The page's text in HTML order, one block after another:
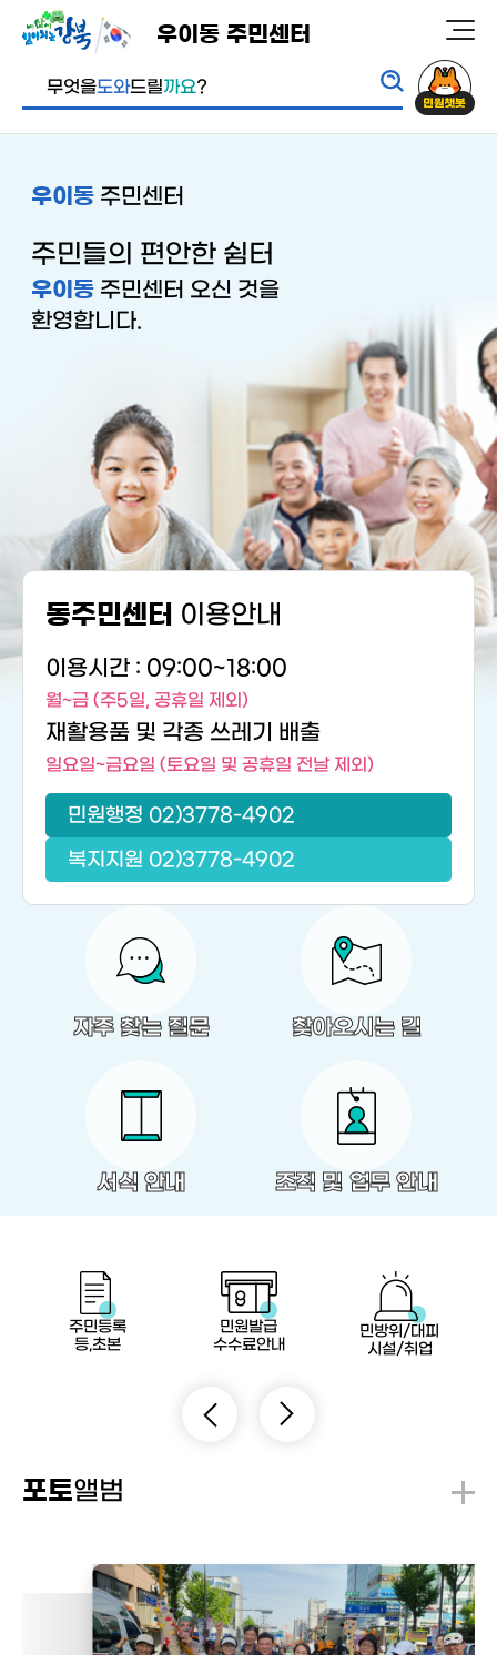
용
강
구
청
우이동 주민센터
합
검
무엇을도와드릴까요?
원
챗
우이동 주민센터
주민들의 편안한 쉼터
우이동 주민센터 오신 것을
환영합니다.
동주민센터 이용안내
이용시간 : 09:00~18:00
월~금 (주5일, 공휴일 제외)
재활용품 및 각종 쓰레기 배출
일요일~금요일 (토요일 및 공휴일 전날 제외)
민원행정 02)3778-4902
복지지원 02)3778-4902
자주 찾는 질문 찾아오시는 길
서식 안내 조직 및 업무 안내
주민등록
등,초본
민원발급
수수료안내
민방위/대피
시설/취업
포토앨범